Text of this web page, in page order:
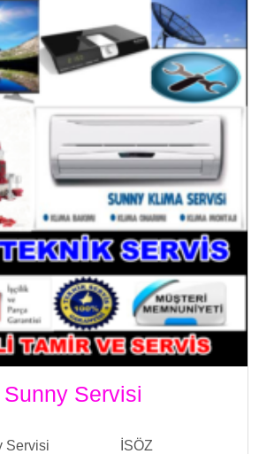
Servisi
Servisi İSÖZ